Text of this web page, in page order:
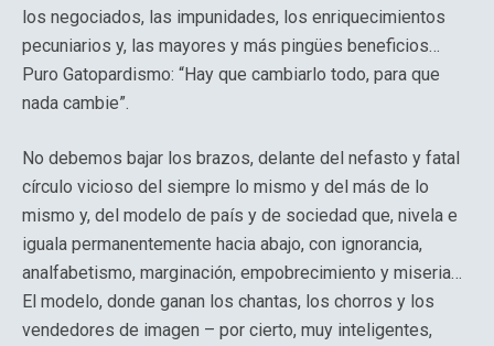
los negociados, las impunidades, los enriquecimientos
pecuniarios y, las mayores y más pingües beneficios…
Puro Gatopardismo: “Hay que cambiarlo todo, para que
nada cambie”.
No debemos bajar los brazos, delante del nefasto y fatal
círculo vicioso del siempre lo mismo y del más de lo
mismo y, del modelo de país y de sociedad que, nivela e
iguala permanentemente hacia abajo, con ignorancia,
analfabetismo, marginación, empobrecimiento y miseria…
El modelo, donde ganan los chantas, los chorros y los
vendedores de imagen – por cierto, muy inteligentes,